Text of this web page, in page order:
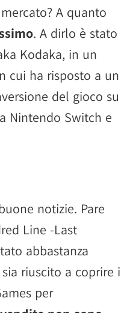
A quanto
. A dirlo è stato
Kodaka, in un
cui ha risposto a un
del gioco su
Nintendo Switch e
notizie. Pare
Line -Last
abbastanza
riuscito a coprire i
per